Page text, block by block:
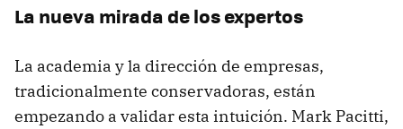
La nueva mirada de los expertos
La academia y la dirección de empresas,
tradicionalmente conservadoras, están
empezando a validar esta intuición. Mark Pacitti,